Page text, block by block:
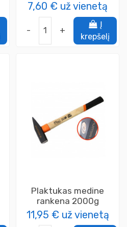
7,60 € už vienetą
- +
Į
krepšelį
Plaktukas medine
rankena 2000g
11,95 € už vienetą